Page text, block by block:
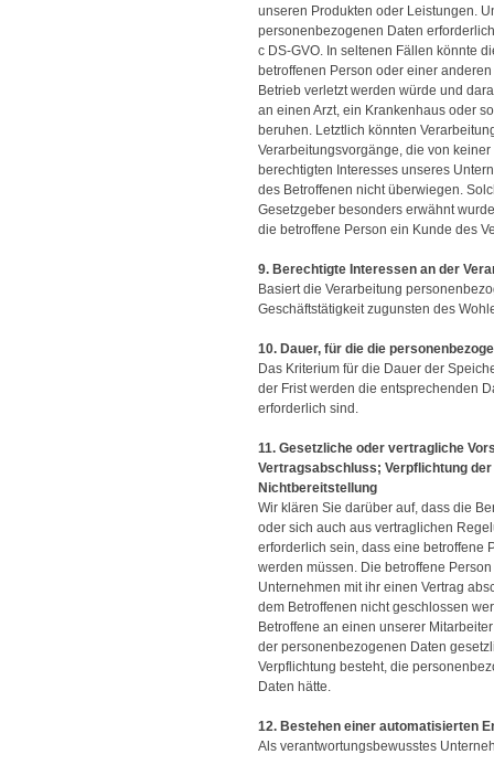
unseren Produkten oder Leistungen.
personenbezogenen Daten
c DS-GVO. In seltenen Fällen könnte
betroffenen Person oder einer
Betrieb verletzt werden würde und
an einen Arzt, ein Krankenhaus oder
beruhen. Letztlich könnten
Verarbeitungsvorgänge, die von
berechtigten Interesses unseres
des Betroffenen nicht überwiegen.
Gesetzgeber besonders erwähnt
die betroffene Person ein Kunde des
9. Berechtigte Interessen an der
Basiert die Verarbeitung
Geschäftstätigkeit zugunsten des
10. Dauer, für die die
Das Kriterium für die Dauer der
der Frist werden die entsprechenden
erforderlich sind.
11. Gesetzliche oder vertragliche
Vertragsabschluss; Verpflichtung
Nichtbereitstellung
Wir klären Sie darüber auf, dass die
oder sich auch aus vertraglichen
erforderlich sein, dass eine betroffene
werden müssen. Die betroffene
Unternehmen mit ihr einen Vertrag
dem Betroffenen nicht geschlossen
Betroffene an einen unserer
der personenbezogenen Daten
Verpflichtung besteht, die
Daten hätte.
12. Bestehen einer automatisierten
Als verantwortungsbewusstes